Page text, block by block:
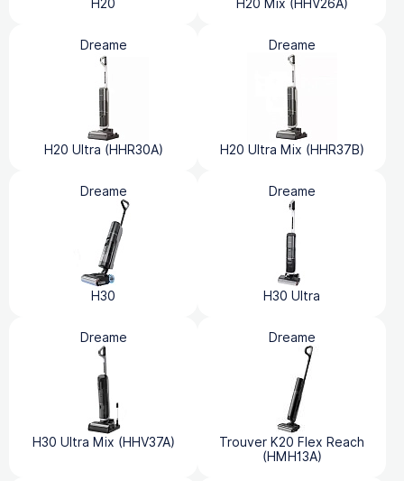
Dreame
H20 Ultra (HHR30A)
Dreame
H20 Ultra Mix (HHR37B)
Dreame
H30
Dreame
H30 Ultra
Dreame
H30 Ultra Mix (HHV37A)
Dreame
Trouver K20 Flex Reach
(HMH13A)